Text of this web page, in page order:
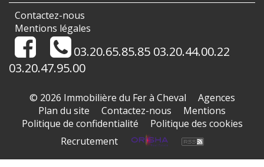
Contactez-nous
Mentions légales
03.20.65.85.85 03.20.44.00.22
03.20.47.95.00
© 2026 Immobilière du Fer à Cheval
Agences
Plan du site
Contactez-nous
Mentions
Politique de confidentialité
Politique des cookies
Recrutement